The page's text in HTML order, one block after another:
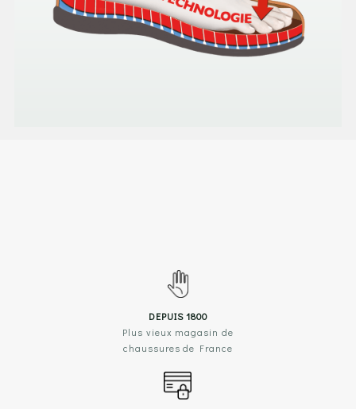
DEPUIS 1800
Plus vieux magasin de
chaussures de France